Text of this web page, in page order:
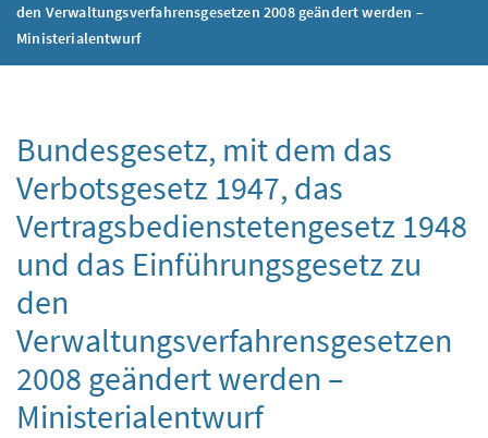
den Verwaltungsverfahrensgesetzen 2008 geändert werden –
Ministerialentwurf
Bundesgesetz, mit dem das
Verbotsgesetz 1947, das
Vertragsbedienstetengesetz 1948
und das Einführungsgesetz zu
den
Verwaltungsverfahrensgesetzen
2008 geändert werden –
Ministerialentwurf